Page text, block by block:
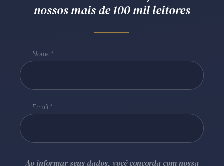
nossos mais de 100 mil leitores
Nome
Email
Ao informar seus dados, você concorda com nossa